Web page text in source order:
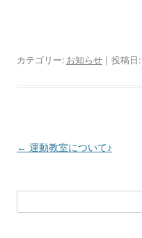
カテゴリー: お知らせ | 投稿日:
投
← 運動教室について♪
索: